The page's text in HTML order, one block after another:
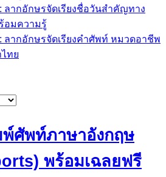
ลากอักษรจัดเรียงชื่อวันสำคัญทาง
อมความรู้
ลากอักษรจัดเรียงคำศัพท์ หมวดอาชีพ
ทย
ศัพท์ภาษาอังกฤษ
พร้อมเฉลยฟรี